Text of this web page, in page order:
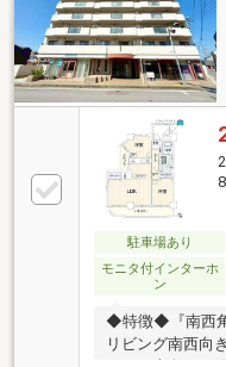
車場完備】【シ
駐車場あり
モニタ付インターホ
ン
◆特徴◆『南西角
リビング南西向